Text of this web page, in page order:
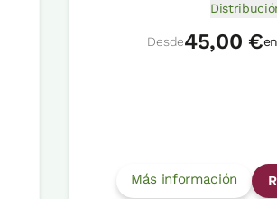
Desde45,00 €
Más información